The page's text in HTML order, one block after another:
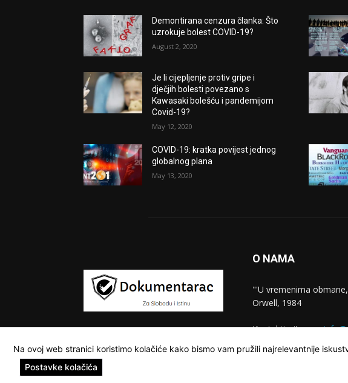
Demontirana cenzura članka: Što
uzrokuje bolest COVID-19?
August 2, 2020
Je li cijepljenje protiv gripe i
dječjih bolesti povezano s
Kawasaki bolešću i pandemijom
Covid-19?
May 12, 2020
COVID-19: kratka povijest jednog
globalnog plana
May 13, 2020
O NAMA
"'U vremenima
Orwell, 1984
Kontaktirajte nas:
© Dokumentarac || Sva prava pridržana.
Na ovoj web stranici koristimo kolačiće kako bismo vam pružili najrelevantnije
Postavke kolačića